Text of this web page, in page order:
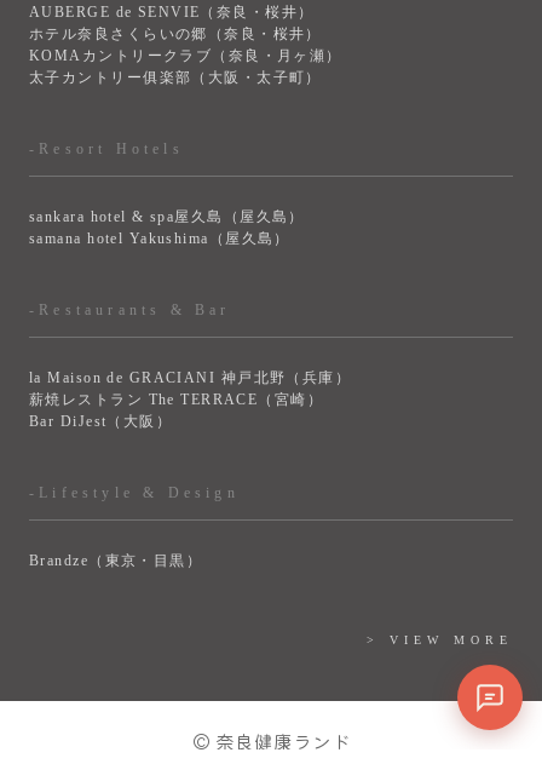
AUBERGE de SENVIE（奈良・桜井）
ホテル奈良さくらいの郷（奈良・桜井）
KOMAカントリークラブ（奈良・月ヶ瀬）
太子カントリー俱楽部（大阪・太子町）
-Resort Hotels
sankara hotel & spa屋久島（屋久島）
samana hotel Yakushima（屋久島）
-Restaurants & Bar
la Maison de GRACIANI 神戸北野（兵庫）
薪焼レストラン The TERRACE（宮崎）
Bar DiJest（大阪）
-Lifestyle & Design
Brandze（東京・目黒）
> VIEW MORE
© 奈良健康ランド